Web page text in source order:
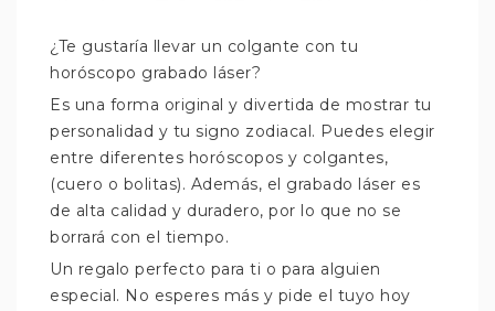
¿Te gustaría llevar un colgante con tu
horóscopo grabado láser?
Es una forma original y divertida de mostrar tu
personalidad y tu signo zodiacal. Puedes elegir
entre diferentes horóscopos y colgantes,
(cuero o bolitas). Además, el grabado láser es
de alta calidad y duradero, por lo que no se
borrará con el tiempo.
Un regalo perfecto para ti o para alguien
especial. No esperes más y pide el tuyo hoy